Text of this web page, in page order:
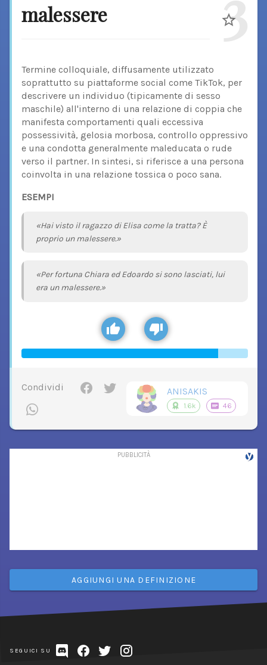
malessere
Termine colloquiale, diffusamente utilizzato
soprattutto su piattaforme social come TikTok, per
descrivere un individuo (tipicamente di sesso
maschile) all'interno di una relazione di coppia che
manifesta comportamenti quali eccessiva
possessività, gelosia morbosa, controllo oppressivo
e una condotta generalmente maleducata o rude
verso il partner. In sintesi, si riferisce a una persona
coinvolta in una relazione tossica o poco sana.
ESEMPI
«Hai visto il ragazzo di Elisa come la tratta? È
proprio un malessere.»
«Per fortuna Chiara ed Edoardo si sono lasciati, lui
era un malessere.»
Condividi ANISAKIS
1.6k 46
AGGIUNGI UNA DEFINIZIONE
SEGUICI SU